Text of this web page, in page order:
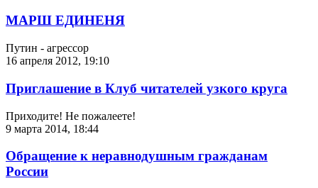
МАРШ ЕДИНЕНЯ
Путин - агрессор
16 апреля 2012, 19:10
Приглашение в Клуб читателей узкого круга
Приходите! Не пожалеете!
9 марта 2014, 18:44
Обращение к неравнодушным гражданам
России